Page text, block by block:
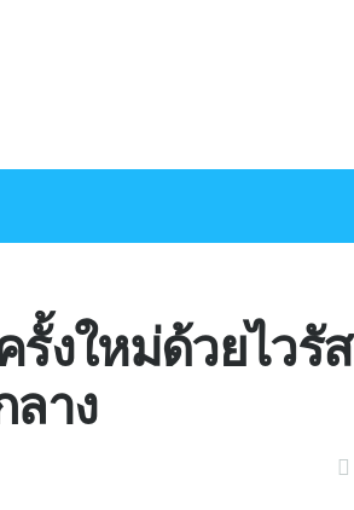
งใหม่ด้วยไวรัส
าง